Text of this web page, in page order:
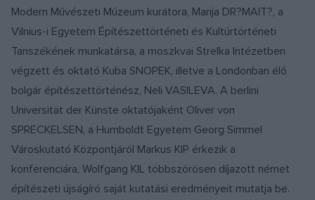
Modern Művészeti Múzeum kurátora, Marija DR?MAIT?, a
Vilnius-i Egyetem Építészettörténeti és Kultúrtörténeti
Tanszékének munkatársa, a moszkvai Strelka Intézetben
végzett és oktató Kuba SNOPEK, illetve a Londonban élő
bolgár építészettörténész, Neli VASILEVA. A berlini
Universität der Künste oktatójaként Oliver von
SPRECKELSEN, a Humboldt Egyetem Georg Simmel
Városkutató Központjáról Markus KIP érkezik a
konferenciára, Wolfgang KIL többszörösen díjazott német
építészeti újságíró saját kutatási eredményeit mutatja be.